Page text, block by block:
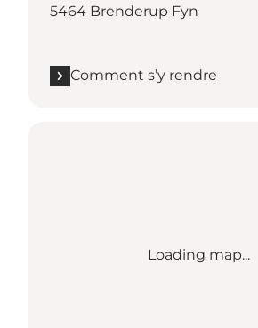
5464 Brenderup Fyn
Comment s’y rendre
Loading map...